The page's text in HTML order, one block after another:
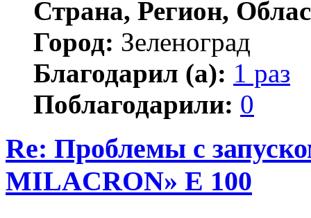
Страна, Регион,
Город: Зеленоград
Благодарил (а): 1 раз
Поблагодарили: 0
Re: Проблемы с
MILACRON» E 100